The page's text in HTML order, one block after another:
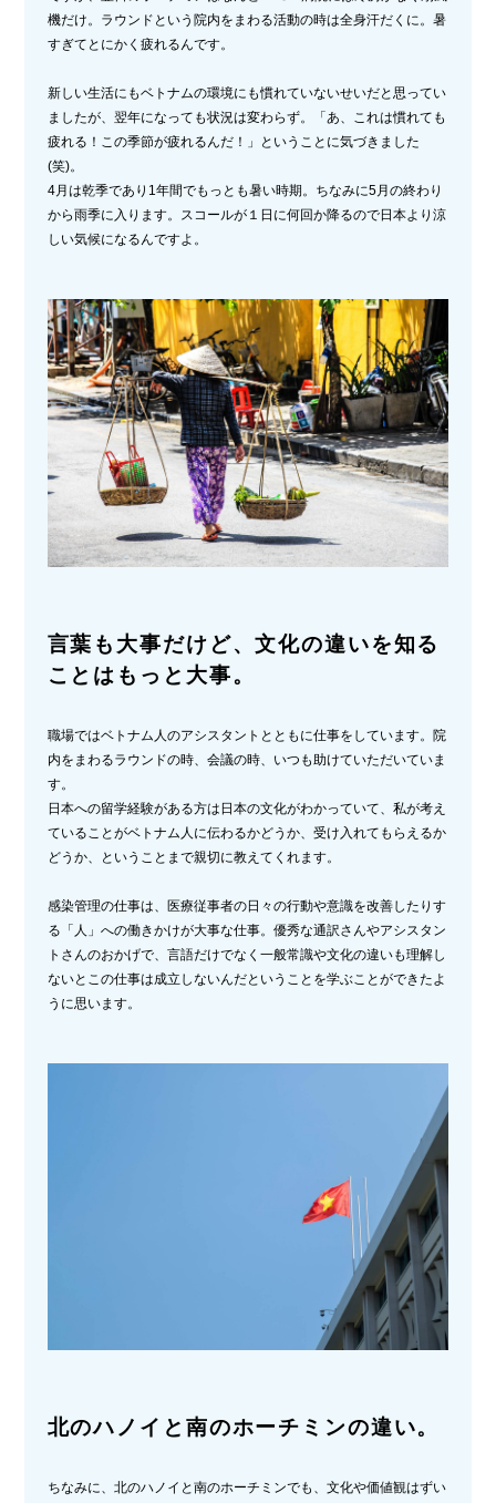
機だけ。ラウンドという院内をまわる活動の時は全身汗だくに。暑
すぎてとにかく疲れるんです。
新しい生活にもベトナムの環境にも慣れていないせいだと思ってい
ましたが、翌年になっても状況は変わらず。「あ、これは慣れても
疲れる！この季節が疲れるんだ！」ということに気づきました
(笑)。
4月は乾季であり1年間でもっとも暑い時期。ちなみに5月の終わり
から雨季に入ります。スコールが１日に何回か降るので日本より涼
しい気候になるんですよ。
言葉も大事だけど、文化の違いを知る
ことはもっと大事。
職場ではベトナム人のアシスタントとともに仕事をしています。院
内をまわるラウンドの時、会議の時、いつも助けていただいていま
す。
日本への留学経験がある方は日本の文化がわかっていて、私が考え
ていることがベトナム人に伝わるかどうか、受け入れてもらえるか
どうか、ということまで親切に教えてくれます。
感染管理の仕事は、医療従事者の日々の行動や意識を改善したりす
る「人」への働きかけが大事な仕事。優秀な通訳さんやアシスタン
トさんのおかげで、言語だけでなく一般常識や文化の違いも理解し
ないとこの仕事は成立しないんだということを学ぶことができたよ
うに思います。
北のハノイと南のホーチミンの違い。
ちなみに、北のハノイと南のホーチミンでも、文化や価値観はずい